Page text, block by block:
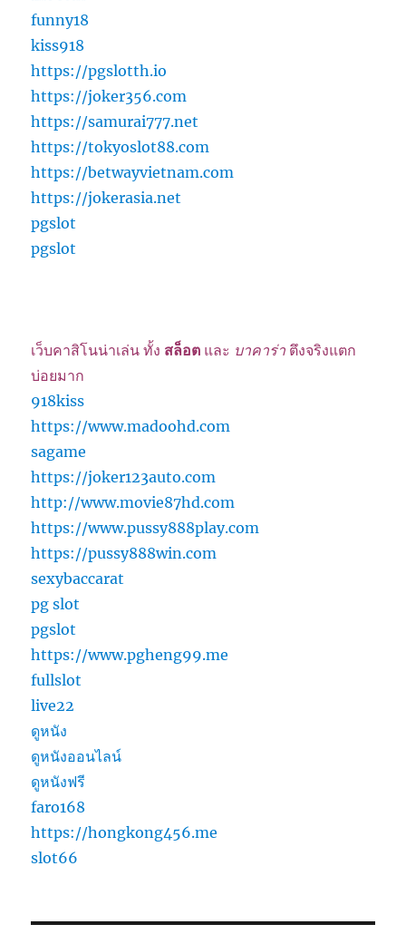
funny18
kiss918
https://pgslotth.io
https://joker356.com
https://samurai777.net
https://tokyoslot88.com
https://betwayvietnam.com
https://jokerasia.net
pgslot
pgslot
เว็บคาสิโนน่าเล่น ทั้ง สล็อต และ บาคาร่า ตึงจริงแตก
บ่อยมาก
918kiss
https://www.madoohd.com
sagame
https://joker123auto.com
http://www.movie87hd.com
https://www.pussy888play.com
https://pussy888win.com
sexybaccarat
pg slot
pgslot
https://www.pgheng99.me
fullslot
live22
ดูหนัง
ดูหนังออนไลน์
ดูหนังฟรี
faro168
https://hongkong456.me
slot66